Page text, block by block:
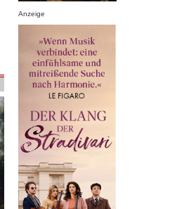
Anzeige